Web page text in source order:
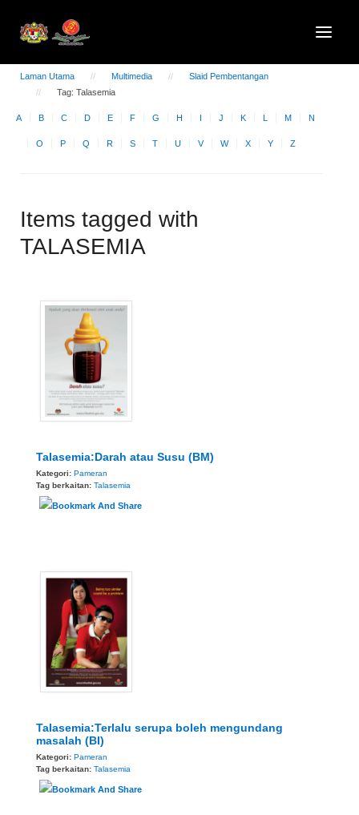
Laman Utama Multimedia
Slaid Pembentangan
Tag: Talasemia
A B C D E F G H I J K L M N
O P Q R S T U V W X Y Z
Items tagged with
TALASEMIA
Talasemia:Darah atau Susu (BM)
Kategori: Pameran
Tag berkaitan: Talasemia
Talasemia:Terlalu serupa boleh mengundang
masalah (BI)
Kategori: Pameran
Tag berkaitan: Talasemia